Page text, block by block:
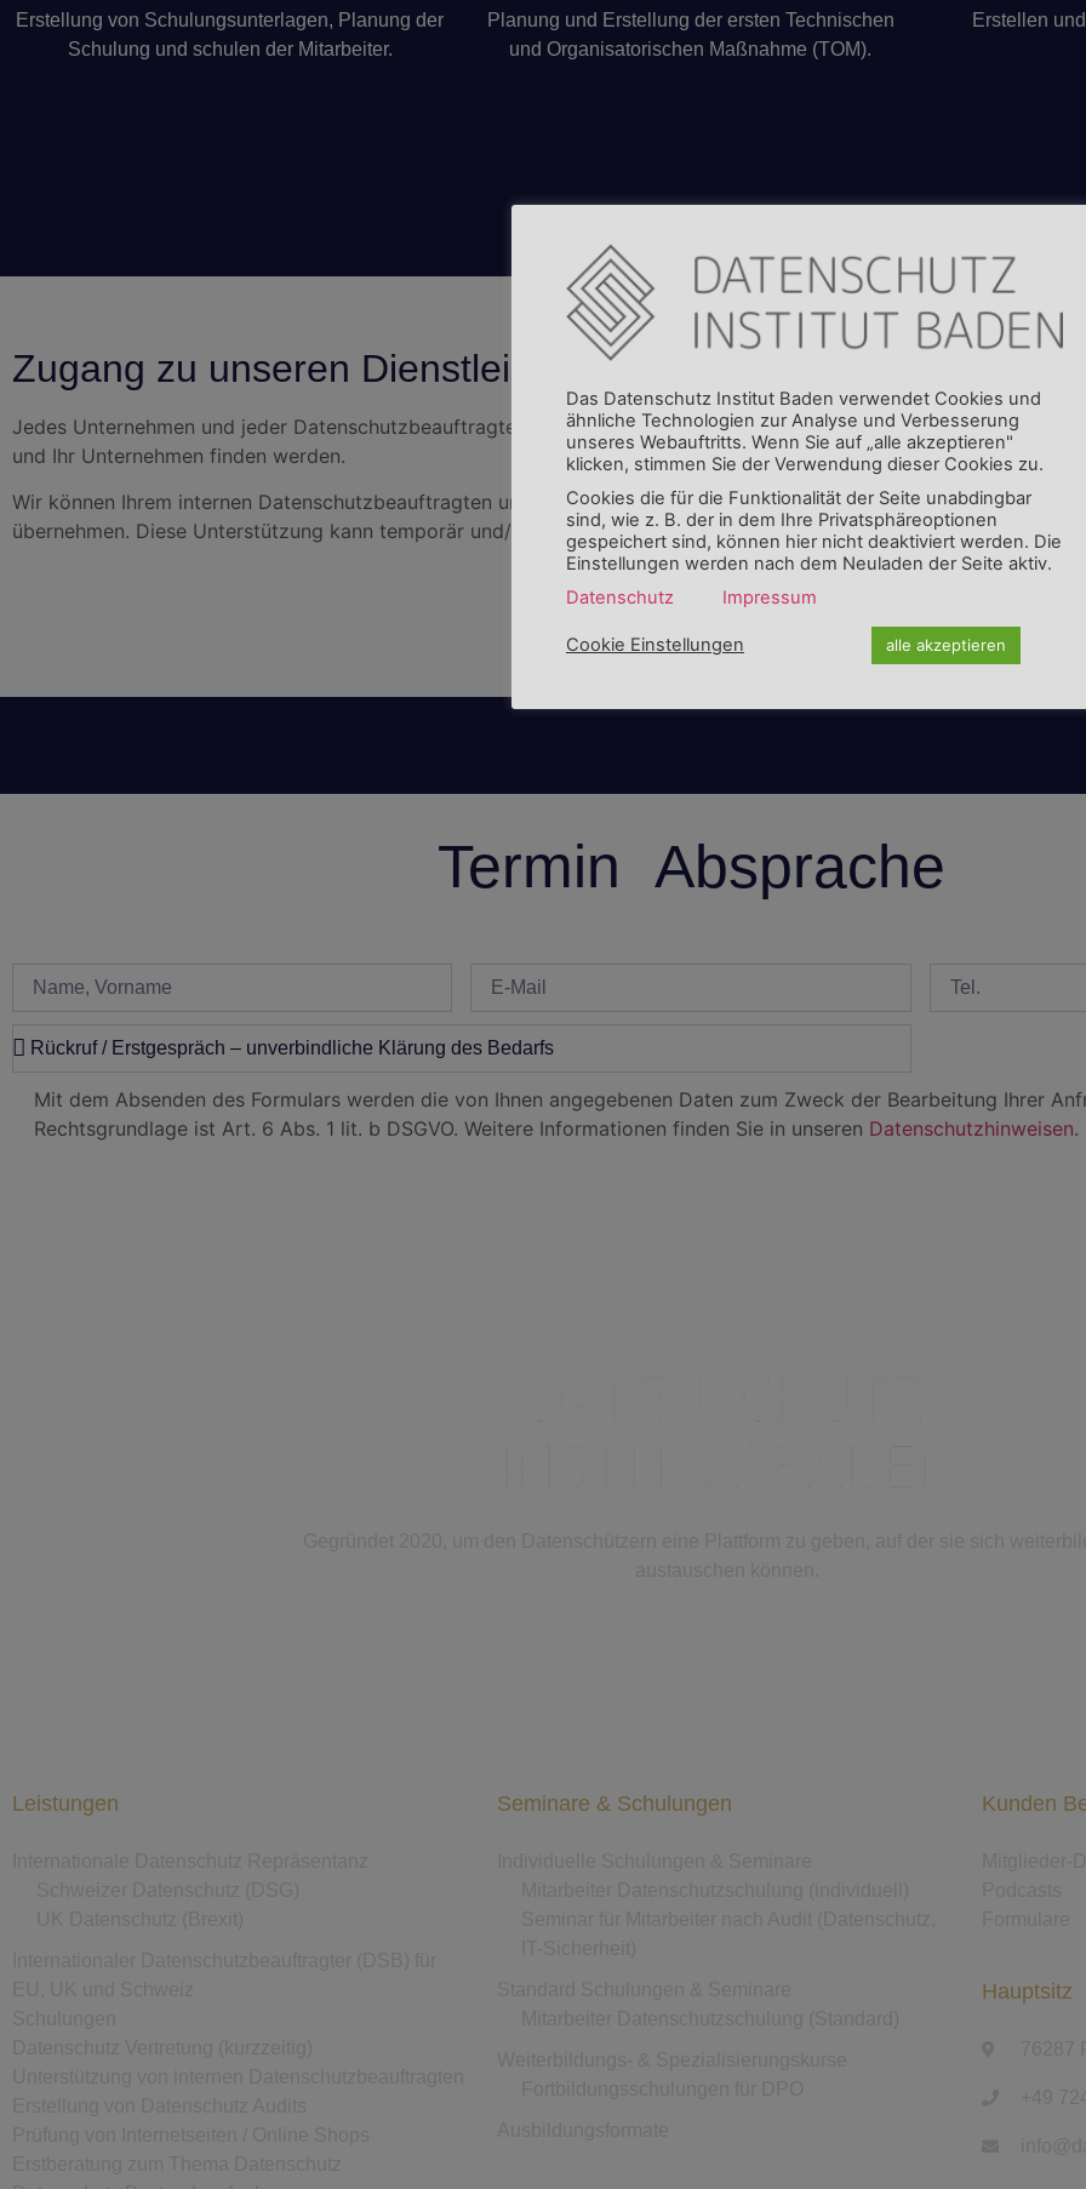
Erstellung von Schulungsunterlagen, Planung der
Schulung und schulen der Mitarbeiter.
Planung und Erstellung der ersten Technischen
und Organisatorischen Maßnahme (TOM).
Erstellen
Zugang zu unseren Dienstleistungen
Jedes Unternehmen und jeder Datenschutzbeauftragte hat andere Schwerpunkte. Sprechen Sie mit uns, so dass
und Ihr Unternehmen finden werden.
Wir können Ihrem internen Datenschutzbeauftragten unterstützend zur Seite stehen oder eigenständig Aufgaben
übernehmen. Diese Unterstützung kann temporär und/oder längerfristig vereinbart werden.
Termin Absprache
Mit dem Absenden des Formulars werden die von Ihnen angegebenen Daten zum Zweck der Bearbeitung Ihrer
Rechtsgrundlage ist Art. 6 Abs. 1 lit. b DSGVO. Weitere Informationen finden Sie in unseren Datenschutzhinweisen.
Leistungen Seminare & Schulungen Kunden
Hauptsitz
Das Datenschutz Institut Baden verwendet Cookies und
ähnliche Technologien zur Analyse und Verbesserung
unseres Webauftritts. Wenn Sie auf „alle akzeptieren"
klicken, stimmen Sie der Verwendung dieser Cookies zu.
Cookies die für die Funktionalität der Seite unabdingbar
sind, wie z. B. der in dem Ihre Privatsphäreoptionen
gespeichert sind, können hier nicht deaktiviert werden. Die
Einstellungen werden nach dem Neuladen der Seite aktiv.
Datenschutz
Impressum
Cookie Einstellungen alle akzeptieren